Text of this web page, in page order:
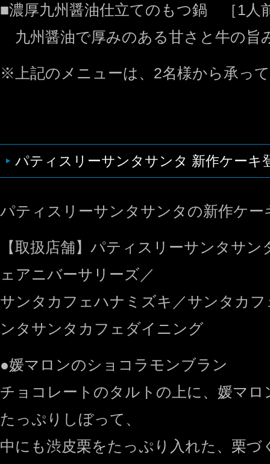
■濃厚九州醤油仕立てのもつ鍋 ［1人
九州醤油で厚みのある甘さと牛の旨
※上記のメニューは、2名様から承っ
パティスリーサンタサンタ 新作ケーキ
パティスリーサンタサンタの新作ケー
【取扱店舗】パティスリーサンタサ
ェアニバーサリーズ／
サンタカフェハナミズキ／サンタカ
ンタサンタカフェダイニング
●媛マロンのショコラモンブラン
チョコレートのタルトの上に、媛マロ
たっぷりしぼって、
中にも渋皮栗をたっぷり入れた、栗づ